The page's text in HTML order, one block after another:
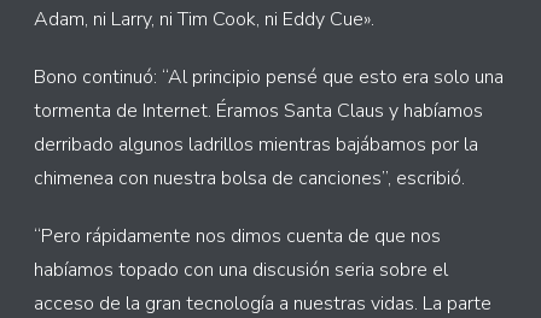
Adam, ni Larry, ni Tim Cook, ni Eddy Cue».
Bono continuó: “Al principio pensé que esto era solo una
tormenta de Internet. Éramos Santa Claus y habíamos
derribado algunos ladrillos mientras bajábamos por la
chimenea con nuestra bolsa de canciones”, escribió.
“Pero rápidamente nos dimos cuenta de que nos
habíamos topado con una discusión seria sobre el
acceso de la gran tecnología a nuestras vidas. La parte